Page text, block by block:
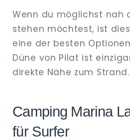
Wenn du möglichst nah
stehen möchtest, ist
eine der besten
Düne von Pilat ist
direkte Nähe zum Strand.
Camping Marina
für Surfer